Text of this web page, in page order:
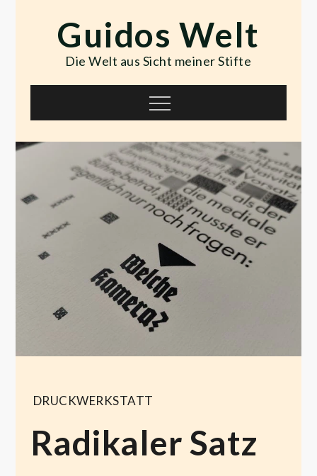
contentGuidos Welt
Die Welt aus Sicht meiner Stifte
Menu
DRUCKWERKSTATT
Radikaler Satz